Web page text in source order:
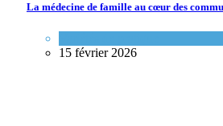
La médecine de famille au cœur des
15 février 2026